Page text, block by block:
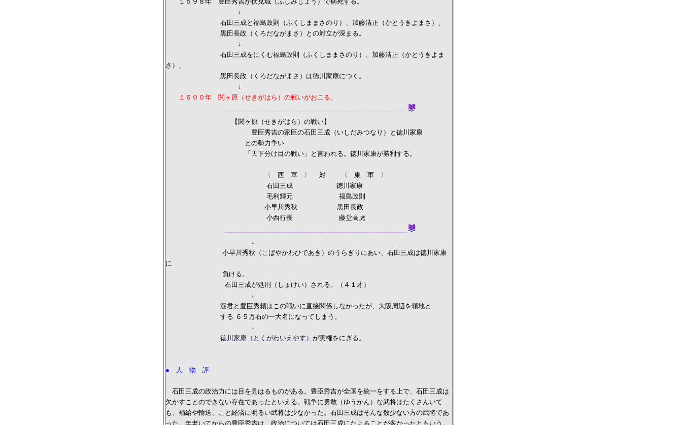
↓
石田三成と福島政則（ふくしままさのり）、加藤清正（かとうきよまさ）、
黒田長政（くろだながまさ）との対立が深まる。
↓
石田三成をにくむ福島政則（ふくしままさのり）、加藤清正（かとうきよま
さ）、
黒田長政（くろだながまさ）は徳川家康につく。
↓
１６００年 関ヶ原（せきがはら）の戦いがおこる。
【関ヶ原（せきがはら）の戦い】
豊臣秀吉の家臣の石田三成（いしだみつなり）と徳川家康
との勢力争い
「天下分け目の戦い」と言われる。徳川家康が勝利する。
〈 西 軍 〉 対 〈 東 軍 〉
石田三成 徳川家康
毛利輝元 福島政則
小早川秀秋 黒田長政
小西行長 藤堂高虎
↓
小早川秀秋（こばやかわひであき）のうらぎりにあい、石田三成は徳川家康
に
負ける。
石田三成が処刑（しょけい）される。（４１才）
↓
淀君と豊臣秀頼はこの戦いに直接関係しなかったが、大阪周辺を領地と
する ６５万石の一大名になってしまう。
↓
徳川家康（とくがわいえやす） が実権をにぎる。
● 人 物 評
石田三成の政治力には目を見はるものがある。豊臣秀吉が全国を統一をする上で、石田三成は
欠かすことのできない存在であったといえる。戦争に勇敢（ゆうかん）な武将はたくさんいて
も、補給や輸送、こと経済に明るい武将は少なかった。石田三成はそんな数少ない方の武将であ
った。年老いてからの豊臣秀吉は、政治については石田三成にたよることが多かったともいう。